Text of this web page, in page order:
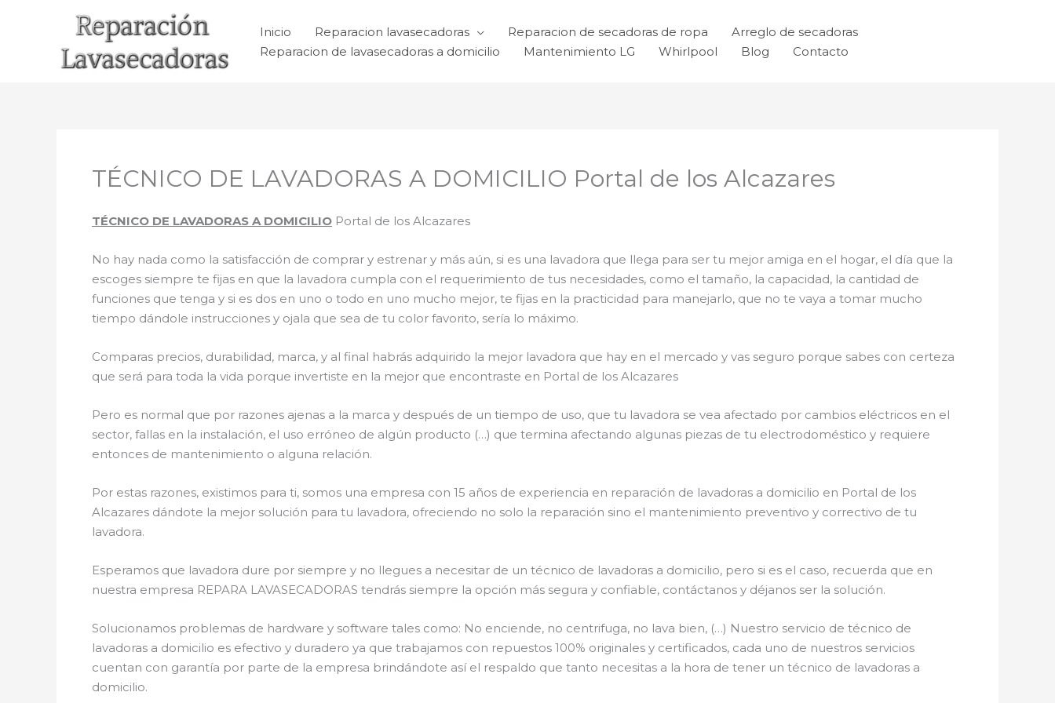
Inicio Reparacion lavasecadoras Reparacion de secadoras de ropa
Arreglo de secadoras
Reparacion de lavasecadoras a domicilio
Mantenimiento LG Whirlpool Blog Contacto
TÉCNICO DE LAVADORAS A DOMICILIO Portal de los Alcazares
TÉCNICO DE LAVADORAS A DOMICILIO Portal de los Alcazares
No hay nada como la satisfacción de comprar y estrenar y más aún, si es una lavadora que llega para ser tu mejor amiga en el hogar, el día que la
escoges siempre te fijas en que la lavadora cumpla con el requerimiento de tus necesidades, como el tamaño, la capacidad, la cantidad de
funciones que tenga y si es dos en uno o todo en uno mucho mejor, te fijas en la practicidad para manejarlo, que no te vaya a tomar mucho
tiempo dándole instrucciones y ojala que sea de tu color favorito, sería lo máximo.
Comparas precios, durabilidad, marca, y al final habrás adquirido la mejor lavadora que hay en el mercado y vas seguro porque sabes con certeza
que será para toda la vida porque invertiste en la mejor que encontraste en Portal de los Alcazares
Pero es normal que por razones ajenas a la marca y después de un tiempo de uso, que tu lavadora se vea afectado por cambios eléctricos en el
sector, fallas en la instalación, el uso erróneo de algún producto (…) que termina afectando algunas piezas de tu electrodoméstico y requiere
entonces de mantenimiento o alguna relación.
Por estas razones, existimos para ti, somos una empresa con 15 años de experiencia en reparación de lavadoras a domicilio en Portal de los
Alcazares dándote la mejor solución para tu lavadora, ofreciendo no solo la reparación sino el mantenimiento preventivo y correctivo de tu
lavadora.
Esperamos que lavadora dure por siempre y no llegues a necesitar de un técnico de lavadoras a domicilio, pero si es el caso, recuerda que en
nuestra empresa REPARA LAVASECADORAS tendrás siempre la opción más segura y confiable, contáctanos y déjanos ser la solución.
Solucionamos problemas de hardware y software tales como: No enciende, no centrifuga, no lava bien, (…) Nuestro servicio de técnico de
lavadoras a domicilio es efectivo y duradero ya que trabajamos con repuestos 100% originales y certificados, cada uno de nuestros servicios
cuentan con garantía por parte de la empresa brindándote así el respaldo que tanto necesitas a la hora de tener un técnico de lavadoras a
domicilio.